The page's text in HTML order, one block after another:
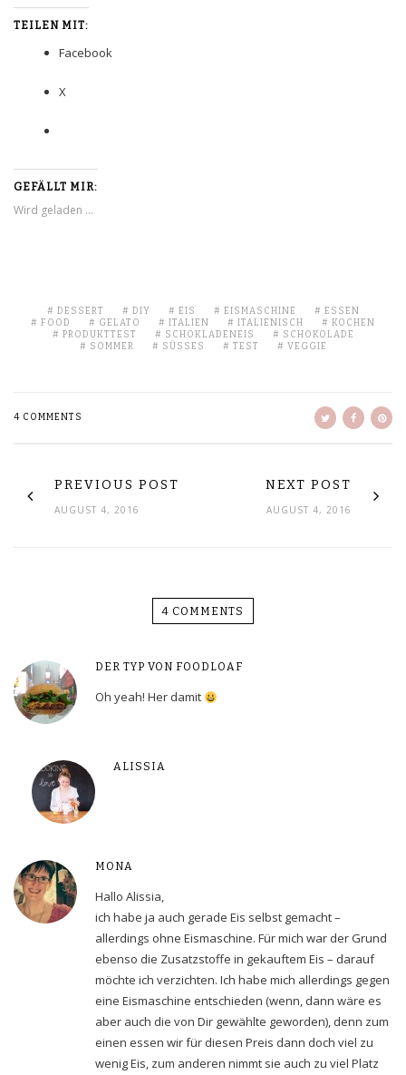
TEILEN MIT:
Facebook
X
GEFÄLLT MIR:
Wird geladen …
DESSERT DIY EIS EISMASCHINE
ESSEN
FOOD
GELATO ITALIEN ITALIENISCH
KOCHEN
PRODUKTTEST
SCHOKLADENEIS
SCHOKOLADE
SOMMER
SÜSSES TEST VEGGIE
4 COMMENTS
PREVIOUS POST
AUGUST 4, 2016
NEXT POST
AUGUST 4, 2016
4 COMMENTS
DER TYP VON FOODLOAF
Oh yeah! Her damit
ALISSIA
MONA
Hallo Alissia,
ich habe ja auch gerade Eis selbst gemacht –
allerdings ohne Eismaschine. Für mich war der Grund
ebenso die Zusatzstoffe in gekauftem Eis – darauf
möchte ich verzichten. Ich habe mich allerdings gegen
eine Eismaschine entschieden (wenn, dann wäre es
aber auch die von Dir gewählte geworden), denn zum
einen essen wir für diesen Preis dann doch viel zu
wenig Eis, zum anderen nimmt sie auch zu viel Platz